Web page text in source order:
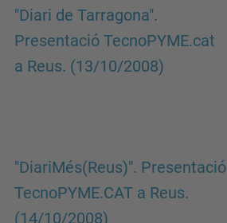
"Diari de Tarragona".
Presentació TecnoPYME.cat
a Reus. (13/10/2008)
"DiariMés(Reus)". Presentació
TecnoPYME.CAT a Reus.
(14/10/2008)